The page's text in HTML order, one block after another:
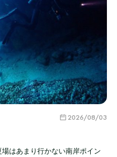
2026/08/03
はあまり行かない南岸ポイン